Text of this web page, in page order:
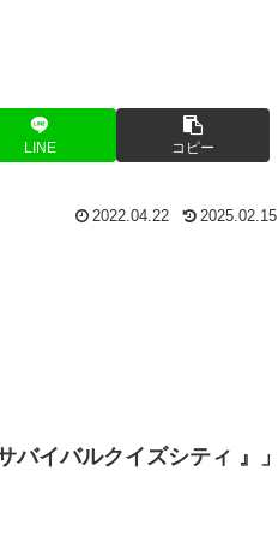
LINE コピー
2022.04.22 2025.02.15
バイバルクイズシティ 』」